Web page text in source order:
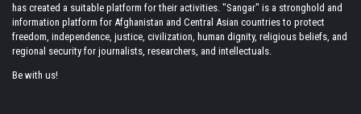
has created a suitable platform for their activities. "Sangar" is a stronghold and
information platform for Afghanistan and Central Asian countries to protect
freedom, independence, justice, civilization, human dignity, religious beliefs, and
regional security for journalists, researchers, and intellectuals.
Be with us!